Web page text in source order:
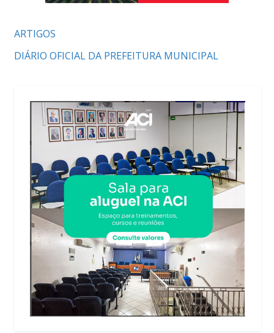
ARTIGOS
DIÁRIO OFICIAL DA PREFEITURA MUNICIPAL